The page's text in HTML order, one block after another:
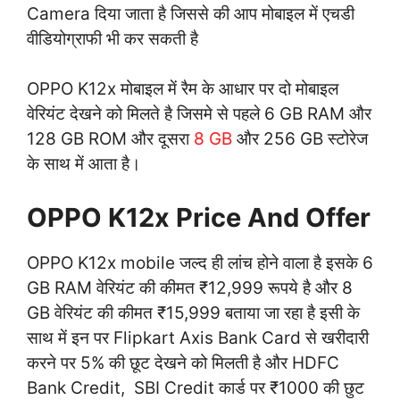
Camera दिया जाता है जिससे की आप मोबाइल में एचडी
वीडियोग्राफी भी कर सकती है
OPPO K12x मोबाइल में रैम के आधार पर दो मोबाइल
वेरियंट देखने को मिलते है जिसमे से पहले 6 GB RAM और
128 GB ROM और दूसरा 8 GB और 256 GB स्टोरेज
के साथ में आता है।
OPPO K12x Price And Offer
OPPO K12x mobile जल्द ही लांच होने वाला है इसके 6
GB RAM वेरियंट की कीमत ₹12,999 रूपये है और 8
GB वेरियंट की कीमत ₹15,999 बताया जा रहा है इसी के
साथ में इन पर Flipkart Axis Bank Card से खरीदारी
करने पर 5% की छूट देखने को मिलती है और HDFC
Bank Credit, SBI Credit कार्ड पर ₹1000 की छुट